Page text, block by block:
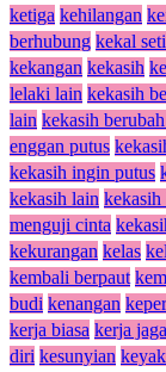
ketiga kehilangan
berhubung kekal
kekangan kekasih
lelaki lain kekasih
lain kekasih
enggan putus
kekasih ingin putus
kekasih lain kekasih
menguji cinta
kekurangan kelas
kembali berpaut
budi kenangan
kerja biasa kerja jaga
diri kesunyian